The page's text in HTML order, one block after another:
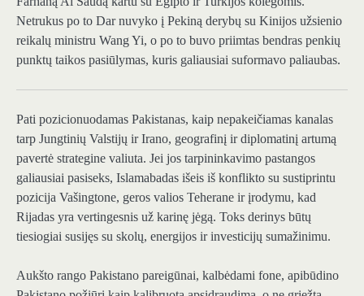
Netrukus po to Dar nuvyko į Pekiną derybų su Kinijos užsienio
reikalų ministru Wang Yi, o po to buvo priimtas bendras penkių
punktų taikos pasiūlymas, kuris galiausiai suformavo paliaubas.
Pati pozicionuodamas Pakistanas, kaip nepakeičiamas kanalas
tarp Jungtinių Valstijų ir Irano, geografinį ir diplomatinį artumą
pavertė strategine valiuta. Jei jos tarpininkavimo pastangos
galiausiai pasiseks, Islamabadas išeis iš konflikto su sustiprintu
pozicija Vašingtone, geros valios Teherane ir įrodymu, kad
Rijadas yra vertingesnis už karinę jėgą. Toks derinys būtų
tiesiogiai susijęs su skolų, energijos ir investicijų sumažinimu.
Aukšto rango Pakistano pareigūnai, kalbėdami fone, apibūdino